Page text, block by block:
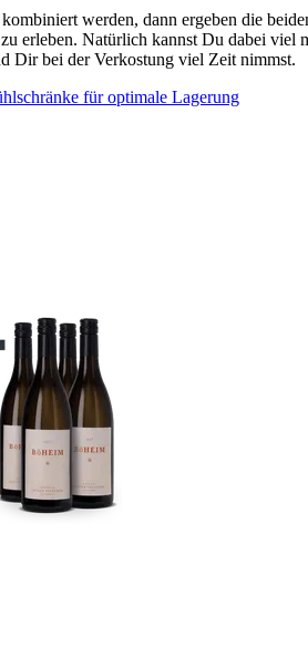
werden, dann ergeben die
erleben. Natürlich kannst Du dabei viel
Dir bei der Verkostung viel Zeit nimmst.
für optimale Lagerung